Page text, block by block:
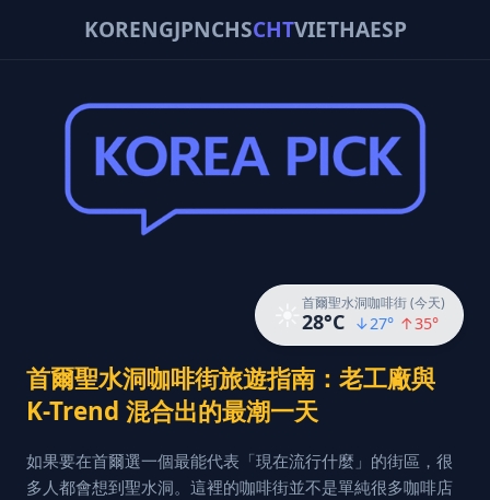
KORENGJPNCHSCHTVIETHAESP
首爾聖水洞咖啡街 (今天)
28°C ↓27° ↑35°
首爾聖水洞咖啡街旅遊指南：老工廠與
K-Trend 混合出的最潮一天
如果要在首爾選一個最能代表「現在流行什麼」的街區，很
多人都會想到聖水洞。這裡的咖啡街並不是單純很多咖啡店